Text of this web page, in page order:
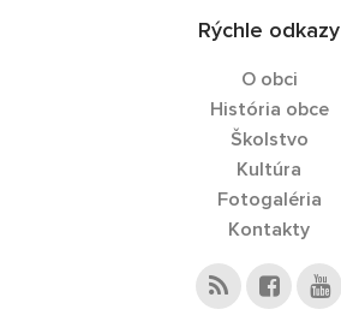
Rýchle odkazy
O obci
História obce
Školstvo
Kultúra
Fotogaléria
Kontakty